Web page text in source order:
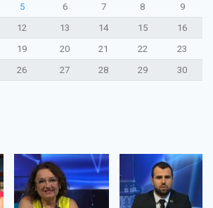
5 6 7 8
9
12 13 14 15
16
19 20 21 22
23
26 27 28 29
30